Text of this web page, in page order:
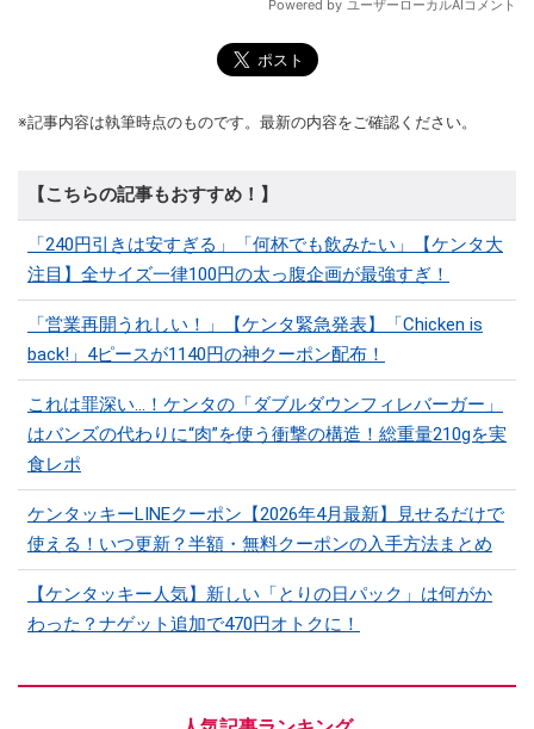
※記事内容は執筆時点のものです。最新の内容をご確認ください。
【こちらの記事もおすすめ！】
「240円引きは安すぎる」「何杯でも飲みたい」【ケンタ大
注目】全サイズ一律100円の太っ腹企画が最強すぎ！
「営業再開うれしい！」【ケンタ緊急発表】「Chicken is
back!」4ピースが1140円の神クーポン配布！
これは罪深い…！ケンタの「ダブルダウンフィレバーガー」
はバンズの代わりに“肉”を使う衝撃の構造！総重量210gを実
食レポ
ケンタッキーLINEクーポン【2026年4月最新】見せるだけで
使える！いつ更新？半額・無料クーポンの入手方法まとめ
【ケンタッキー人気】新しい「とりの日パック」は何がか
わった？ナゲット追加で470円オトクに！